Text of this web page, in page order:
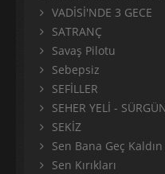
VADİSİ'NDE 3 GECE
SATRANÇ
Savaş Pilotu
Sebepsiz
SEFİLLER
SEHER YELİ - SÜRGÜN
SEKİZ
Sen Bana Geç Kaldın
Sen Kırıkları